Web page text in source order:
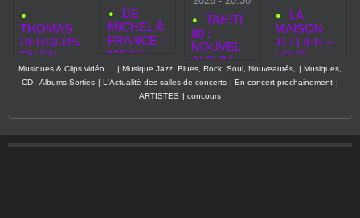
THOMAS
BERGERS
EN EN
CONCERT
À LA SEINE
2027
DE
MICHEL À
FRANCE :
MICHEL
BERGER
& FRANCE
GALL À
UR DANS
UN
SPECTAC
TAHITI
80 :
NOUVEL
ALBUM,
NOUVEAU
X
SINGLES.
LA
MAISON
TELLIER –
LOVE
AGAIN :
Musiques & Clips vidéo ... | Musique Jazz, Blues, Rock, Soul, Nouveautés, | Musiques,
CD - Albums Sorties | L'Actualité des salles de concerts | En concert prochainement |
ARTISTES | concours